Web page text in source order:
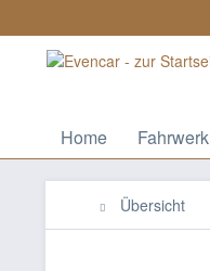
Home Fahrwerk
Übersicht